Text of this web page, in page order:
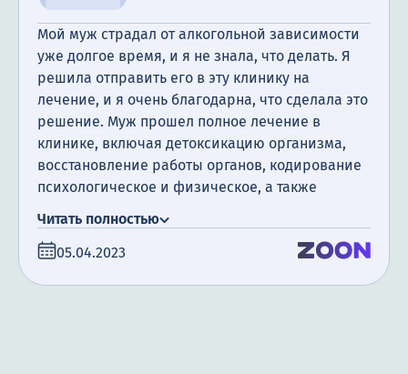
Мой муж страдал от алкогольной зависимости
уже долгое время, и я не знала, что делать. Я
решила отправить его в эту клинику на
лечение, и я очень благодарна, что сделала это
решение. Муж прошел полное лечение в
клинике, включая детоксикацию организма,
восстановление работы органов, кодирование
психологическое и физическое, а также
благодарна за поддержку, которую мы
получили. Сегодня прошло уже полгода с того
Читать полностью
05.04.2023